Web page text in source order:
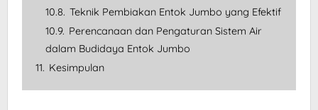
10.8. Teknik Pembiakan Entok Jumbo yang Efektif
10.9. Perencanaan dan Pengaturan Sistem Air
dalam Budidaya Entok Jumbo
11. Kesimpulan